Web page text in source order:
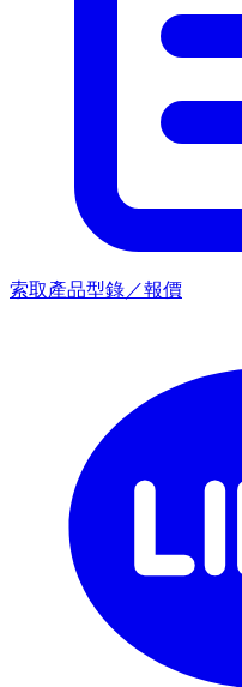
索取產品型錄／報價